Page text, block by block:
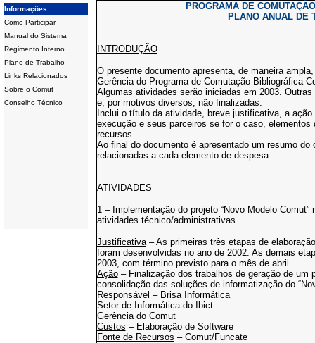
Informações
Como Participar
Manual do Sistema
Regimento Interno
Plano de Trabalho
Links Relacionados
Sobre o Comut
Conselho Técnico
PROGRAMA DE
PLANO ANUAL DE
INTRODUÇÃO
O presente documento apresenta, de maneira
Gerência do Programa de Comutação Bibliográfica-
Algumas atividades serão iniciadas em 2003.
e, por motivos diversos, não finalizadas.
Inclui o título da atividade, breve justificativa, a
execução e seus parceiros se for o caso,
recursos.
Ao final do documento é apresentado um resumo
relacionadas a cada elemento de despesa.
ATIVIDADES
1 – Implementação do projeto “Novo Modelo
atividades técnico/administrativas.
Justificativa– As primeiras três etapas de
foram desenvolvidas no ano de 2002. As demais
2003, com término previsto para o mês de abril.
Ação– Finalização dos trabalhos de geração de um
consolidação das soluções de informatização do
Responsável – Brisa Informática
Setor de Informática do Ibict
Gerência do Comut
Custos – Elaboração de Software
Fonte de Recursos – Comut/Funcate